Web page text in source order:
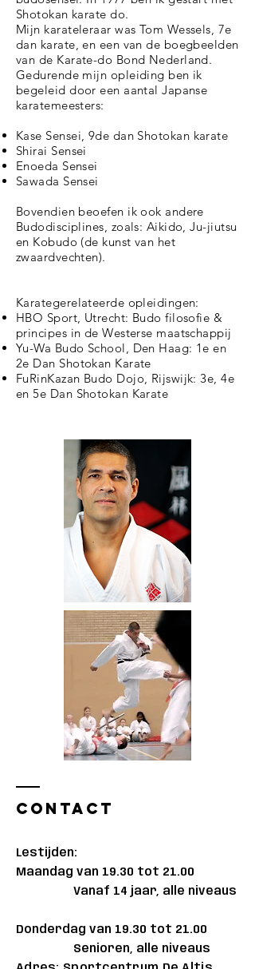
Shotokan karate do.
Mijn karateleraar was Tom Wessels, 7e
dan karate, en een van de boegbeelden
van de Karate-do Bond Nederland.
Gedurende mijn opleiding ben ik
begeleid door een aantal Japanse
karatemeesters:
Kase Sensei, 9de dan Shotokan karate
Shirai Sensei
Enoeda Sensei
Sawada Sensei
Bovendien beoefen ik ook andere
Budodisciplines, zoals: Aikido, Ju-jiutsu
en Kobudo (de kunst van het
zwaardvechten).
Karategerelateerde opleidingen:
HBO Sport, Utrecht: Budo filosofie &
principes in de Westerse maatschappij
Yu-Wa Budo School, Den Haag: 1e en
2e Dan Shotokan Karate
FuRinKazan Budo Dojo, Rijswijk: 3e, 4e
en 5e Dan Shotokan Karate
Contact
Lestijden:
Maandag van 19.30 tot 21.00
Vanaf 14 jaar, alle niveaus
Donderdag van 19.30 tot 21.00
Senioren, alle niveaus